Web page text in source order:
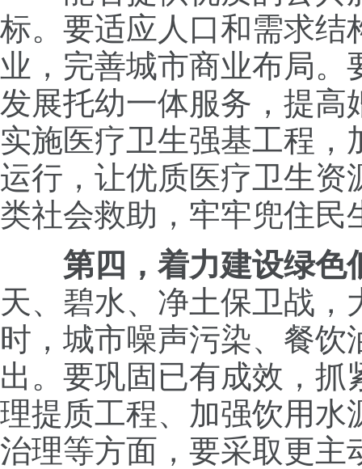
标。要适应人口和需求结
业，完善城市商业布局。
发展托幼一体服务，提高
实施医疗卫生强基工程
运行，让优质医疗卫生资
类社会救助，牢牢兜住民
第四，着力建设绿色
天、碧水、净土保卫战
时，城市噪声污染、餐
出。要巩固已有成效，
理提质工程、加强饮用水
治理等方面，要采取更主